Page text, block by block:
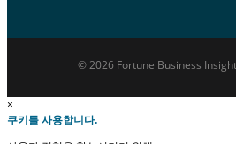
© 2026 Fortune Business
×
쿠키를 사용합니다.